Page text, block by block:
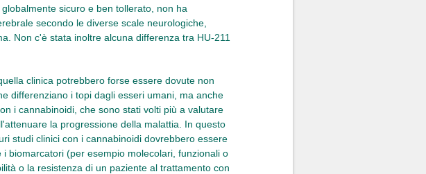
sicuro e ben tollerato, non ha
secondo le diverse scale neurologiche,
Non c'è stata inoltre alcuna differenza tra HU-211
clinica potrebbero forse essere dovute non
differenziano i topi dagli esseri umani, ma anche
i cannabinoidi, che sono stati volti più a valutare
la progressione della malattia. In questo
studi clinici con i cannabinoidi dovrebbero essere
biomarcatori (per esempio molecolari, funzionali o
o la resistenza di un paziente al trattamento con